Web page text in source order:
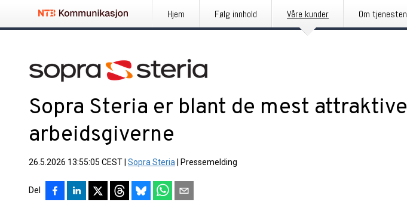
Hjem Følg innhold Våre kunder Om tjenesten
Sopra Steria er blant de mest attraktive
arbeidsgiverne
26.5.2026 13:55:05 CEST Sopra Steria Pressemelding
Del